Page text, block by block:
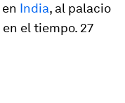
India, al palacio
el tiempo. 27